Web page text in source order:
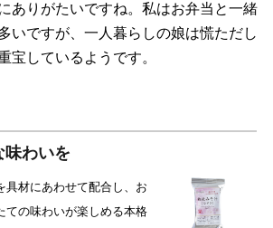
ありがたいですね。私はお弁当と一緒
いですが、一人暮らしの娘は慌ただし
宝しているようです。
味わいを
具材にあわせて配合し、お
ての味わいが楽しめる本格